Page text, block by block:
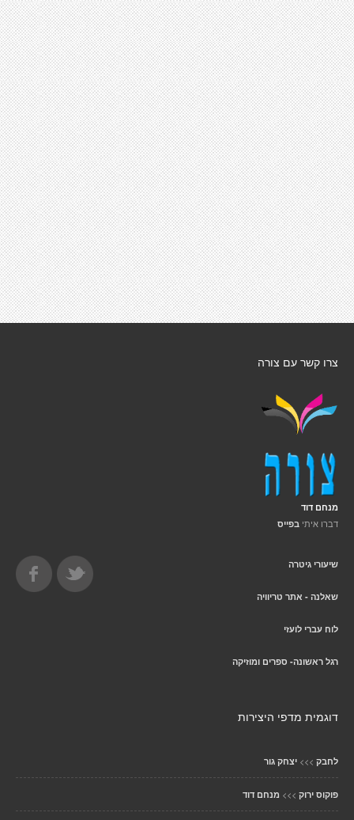
צרו קשר עם צורה
מנחם דוד
דברו איתי בפייס
שיעורי גיטרה
שאלנה - אתר טריוויה
לוח עברי לועזי
רגל ראשונה- ספרים ומוזיקה
דוגמית מדפי היצירות
לחבק >>> יצחק גור
פוקוס ירוק >>> מנחם דוד